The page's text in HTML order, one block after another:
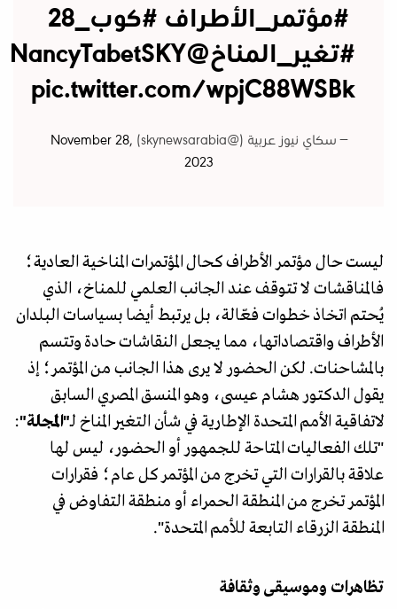
#مؤتمر_الأطراف #كوب_28
#تغير_المناخ@NancyTabetSKY
pic.twitter.com/wpjC88WSBk
— سكاي نيوز عربية (@skynewsarabia)
November 28,
2023
ليست حال مؤتمر الأطراف كحال المؤتمرات المناخية العادية؛
فالمناقشات لا تتوقف عند الجانب العلمي للمناخ، الذي
يُحتم اتخاذ خطوات فعّالة، بل يرتبط أيضا بسياسات البلدان
الأطراف واقتصاداتها، مما يجعل النقاشات حادة وتتسم
بالمشاحنات. لكن الحضور لا يرى هذا الجانب من المؤتمر؛ إذ
يقول الدكتور هشام عيسى، وهو المنسق المصري السابق
لاتفاقية الأمم المتحدة الإطارية في شأن التغير المناخ لـ"المجلة":
"تلك الفعاليات المتاحة للجمهور أو الحضور، ليس لها
علاقة بالقرارات التي تخرج من المؤتمر كل عام؛ فقرارات
المؤتمر تخرج من المنطقة الحمراء أو منطقة التفاوض في
المنطقة الزرقاء التابعة للأمم المتحدة".
تظاهرات وموسيقى وثقافة